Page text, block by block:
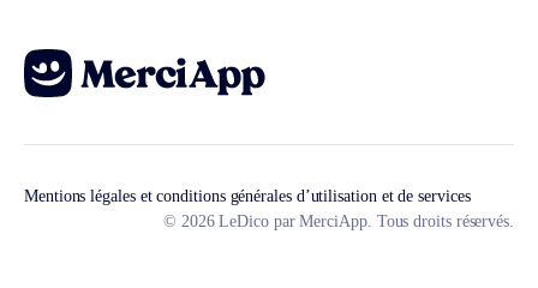
Mentions légales et conditions générales d’utilisation et de services
© 2026 LeDico par MerciApp. Tous droits réservés.